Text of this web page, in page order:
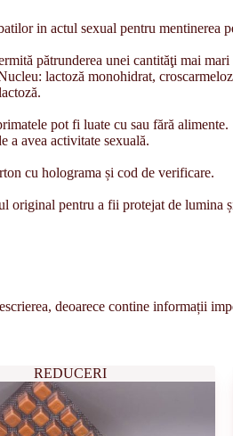
in actul sexual pentru mentinerea
pătrunderea unei cantităţi mai mari
lactoză monohidrat,
pot fi luate cu sau fără alimente.
a avea activitate sexuală.
cu holograma și cod de verificare.
original pentru a fii protejat de lumina
deoarece contine informații
REDUCERI